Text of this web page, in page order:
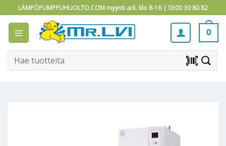
to
content
LÄMPÖPUMPPUHUOLTO.COM myynti ark. klo 8-16 | 0300 30 80 82
0
Etsi: barcode_scanner